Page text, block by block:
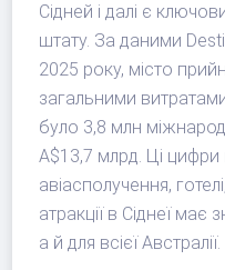
Сідней і далі є
штату. За даними
2025 року, місто
загальними
було 3,8 млн
A$13,7 млрд. Ці
авіасполучення,
атракції в Сіднеї
а й для всієї Австралії.